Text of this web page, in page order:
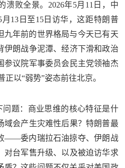
溃败全景。2026年5月11日，中
13日至15日访华，这距特朗普
九年前的世界格局与今天已有天
伊朗战争泥潭、经济下滑和政治
参议院军事委员会民主党领袖杰
正以“弱势”姿态前往北京。
题：商业思维的核心特征是什
域会产生灾难性后果？特朗普最
——委内瑞拉石油掠夺、伊朗战
对台军售升级、以及被迫访华求